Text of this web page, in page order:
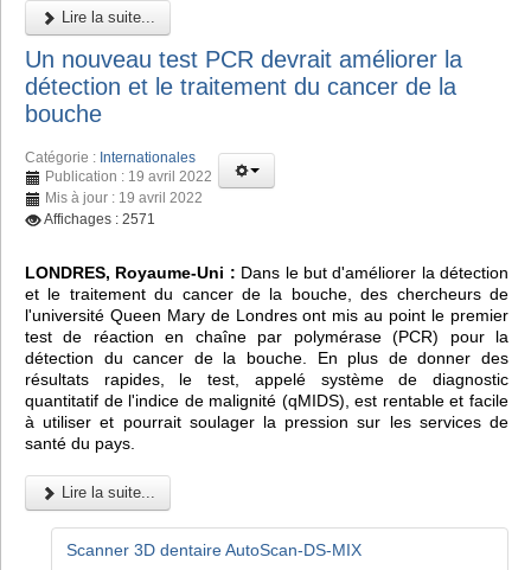
Lire la suite...
Un nouveau test PCR devrait améliorer la
détection et le traitement du cancer de la
bouche
Catégorie : Internationales
Publication : 19 avril 2022
Mis à jour : 19 avril 2022
Affichages : 2571
LONDRES, Royaume-Uni : Dans le but d'améliorer la détection
et le traitement du cancer de la bouche, des chercheurs de
l'université Queen Mary de Londres ont mis au point le premier
test de réaction en chaîne par polymérase (PCR) pour la
détection du cancer de la bouche. En plus de donner des
résultats rapides, le test, appelé système de diagnostic
quantitatif de l'indice de malignité (qMIDS), est rentable et facile
à utiliser et pourrait soulager la pression sur les services de
santé du pays.
Lire la suite...
Scanner 3D dentaire AutoScan-DS-MIX